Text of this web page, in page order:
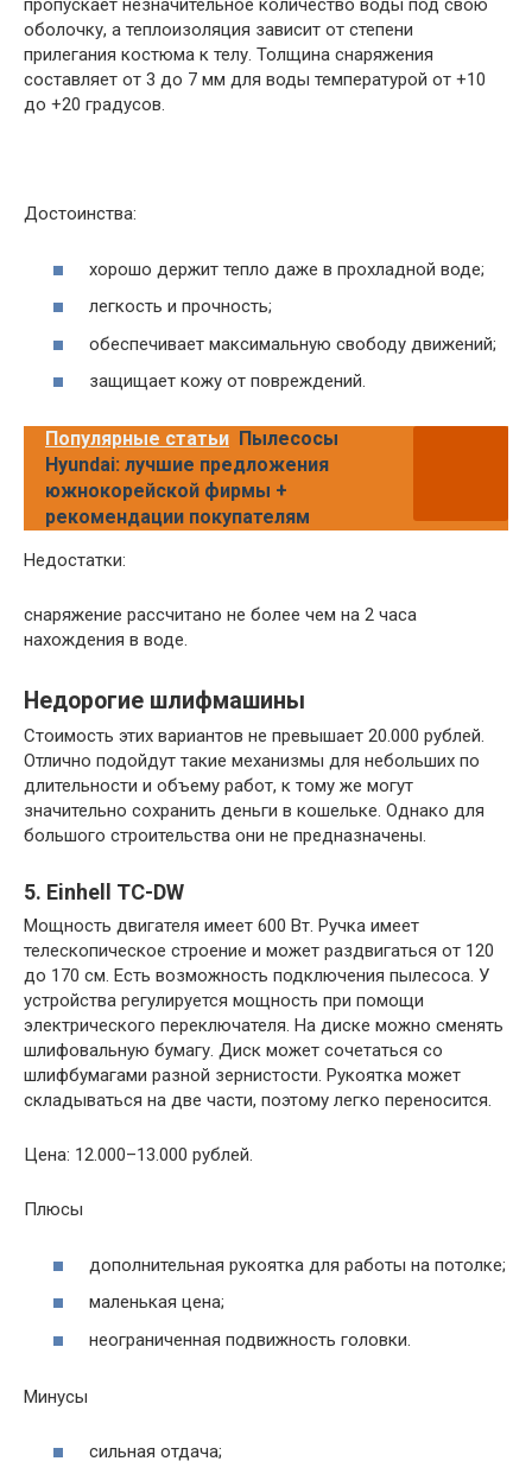
пропускает незначительное количество воды под свою
оболочку, а теплоизоляция зависит от степени
прилегания костюма к телу. Толщина снаряжения
составляет от 3 до 7 мм для воды температурой от +10
до +20 градусов.
Достоинства:
хорошо держит тепло даже в прохладной воде;
легкость и прочность;
обеспечивает максимальную свободу движений;
защищает кожу от повреждений.
Популярные статьи Пылесосы
Hyundai: лучшие предложения
южнокорейской фирмы +
рекомендации покупателям
Недостатки:
снаряжение рассчитано не более чем на 2 часа
нахождения в воде.
Недорогие шлифмашины
Стоимость этих вариантов не превышает 20.000 рублей.
Отлично подойдут такие механизмы для небольших по
длительности и объему работ, к тому же могут
значительно сохранить деньги в кошельке. Однако для
большого строительства они не предназначены.
5. Einhell TC-DW
Мощность двигателя имеет 600 Вт. Ручка имеет
телескопическое строение и может раздвигаться от 120
до 170 см. Есть возможность подключения пылесоса. У
устройства регулируется мощность при помощи
электрического переключателя. На диске можно сменять
шлифовальную бумагу. Диск может сочетаться со
шлифбумагами разной зернистости. Рукоятка может
складываться на две части, поэтому легко переносится.
Цена: 12.000–13.000 рублей.
Плюсы
дополнительная рукоятка для работы на потолке;
маленькая цена;
неограниченная подвижность головки.
Минусы
сильная отдача;